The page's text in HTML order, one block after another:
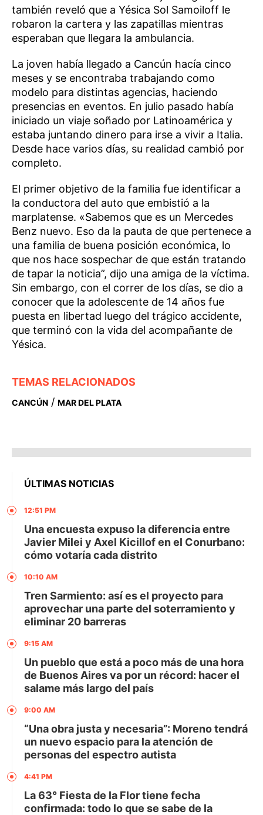
también reveló que a Yésica Sol Samoiloff le
robaron la cartera y las zapatillas mientras
esperaban que llegara la ambulancia.
La joven había llegado a Cancún hacía cinco
meses y se encontraba trabajando como
modelo para distintas agencias, haciendo
presencias en eventos. En julio pasado había
iniciado un viaje soñado por Latinoamérica y
estaba juntando dinero para irse a vivir a Italia.
Desde hace varios días, su realidad cambió por
completo.
El primer objetivo de la familia fue identificar a
la conductora del auto que embistió a la
marplatense. «Sabemos que es un Mercedes
Benz nuevo. Eso da la pauta de que pertenece a
una familia de buena posición económica, lo
que nos hace sospechar de que están tratando
de tapar la noticia”, dijo una amiga de la víctima.
Sin embargo, con el correr de los días, se dio a
conocer que la adolescente de 14 años fue
puesta en libertad luego del trágico accidente,
que terminó con la vida del acompañante de
Yésica.
TEMAS RELACIONADOS
CANCÚN / MAR DEL PLATA
ÚLTIMAS NOTICIAS
12:51 PM
Una encuesta expuso la diferencia entre
Javier Milei y Axel Kicillof en el Conurbano:
cómo votaría cada distrito
10:10 AM
Tren Sarmiento: así es el proyecto para
aprovechar una parte del soterramiento y
eliminar 20 barreras
9:15 AM
Un pueblo que está a poco más de una hora
de Buenos Aires va por un récord: hacer el
salame más largo del país
9:00 AM
“Una obra justa y necesaria”: Moreno tendrá
un nuevo espacio para la atención de
personas del espectro autista
4:41 PM
La 63° Fiesta de la Flor tiene fecha
confirmada: todo lo que se sabe de la